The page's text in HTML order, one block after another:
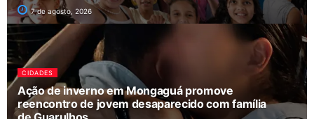
7 de agosto, 2026
CIDADES
Ação de inverno em Mongaguá promove
reencontro de jovem desaparecido com família